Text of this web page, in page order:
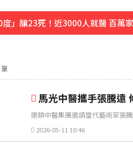
」釀23死！近3000人就醫 百萬
安聯投信免費講座報名中！搶先卡
宣布再婚！迎新生命雙喜臨門
毒！埃及女星被判死刑
安寧！家屬證實死訊 得年26歲
時掌握天下大小事！
筆
馬光中醫攜手張騰遠
連鎖中醫集團邀請當代藝術家張
2026-05-11 10:46